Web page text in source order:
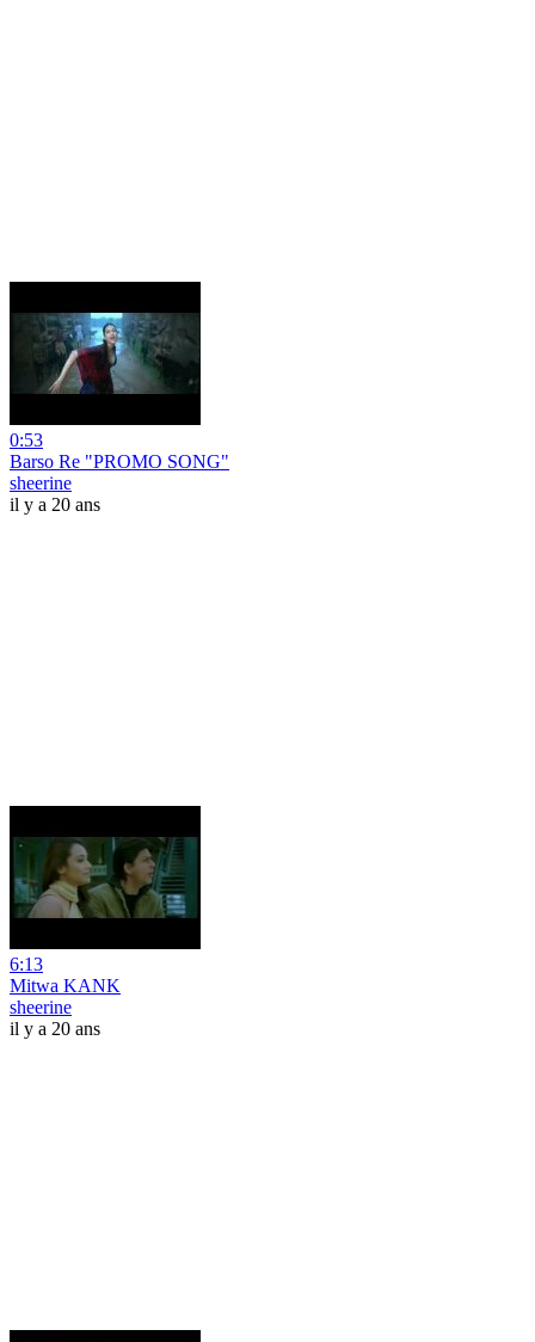
0:53
Barso Re "PROMO SONG"
sheerine
il y a 20 ans
6:13
Mitwa KANK
sheerine
il y a 20 ans